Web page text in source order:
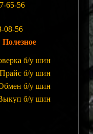
65-56
08-56
Полезное
б/у шин
Прайс б/у шин
б/у шин
б/у шин